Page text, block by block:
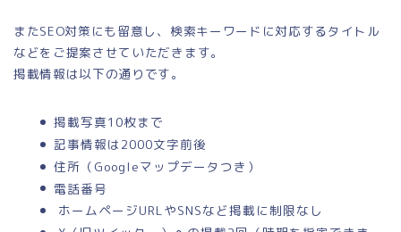
またSEO対策にも留意し、検索キーワードに対応するタイトル
などをご提案させていただきます。
掲載情報は以下の通りです。
掲載写真10枚まで
記事情報は2000文字前後
住所（Googleマップデータつき）
電話番号
ホームページURLやSNSなど掲載に制限なし